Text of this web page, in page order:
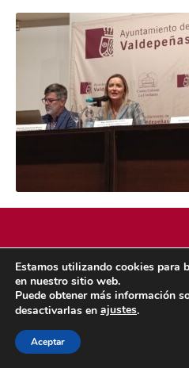
POLÍTICA DE COOKIES POLÍTICA
© 2026 ACMS.
Estamos utilizando cookies para
en nuestro sitio web.
Puede obtener más información
desactivarlas en ajustes.
Aceptar